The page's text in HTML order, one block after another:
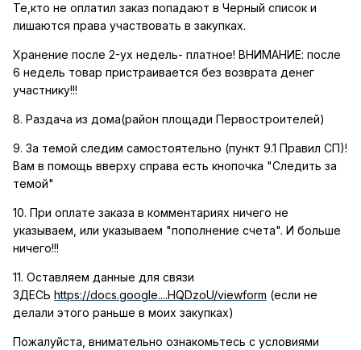
Те,кто не оплатил заказ попадают в Черный список и
лишаются права участвовать в закупках.
Хранение после 2-ух недель- платное! ВНИМАНИЕ: после
6 недель товар пристраивается без возврата денег
участнику!!!
8. Раздача из дома(район площади Первостроителей)
9. За темой следим самостоятельно (пункт 9.1 Правил СП)!
Вам в помощь вверху справа есть кнопочка "Следить за
темой"
10. При оплате заказа в комментариях ничего не
указываем, или указываем "пополнение счета". И больше
ничего!!!
11. Оставляем данные для связи
ЗДЕСЬ https://docs.google....HQDzoU/viewform (если не
делали этого раньше в моих закупках)
Пожалуйста, внимательно ознакомьтесь с условиями